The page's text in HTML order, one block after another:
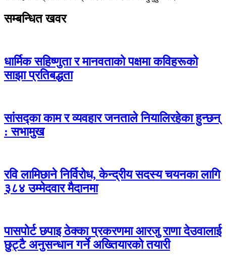
सम्बन्धित खवर
धार्मिक सहिष्णुता र मानवताको पक्षमा कविहरूको
साझा प्रतिबद्धता
सांसद्का काम र व्यवहार जनताले नियालिरहेका हुन्छन्
: सभामुख
रवि लामिछाने निर्विरोध, केन्द्रीय सदस्य चयनका लागि
३८४ उम्मेदवार मैदानमा
पासपोर्ट छपाइ ठेक्का प्रकरणमा आरजु राणा देउवालाई
छुट्टै अनुसन्धान गर्ने अख्तियारको तयारी